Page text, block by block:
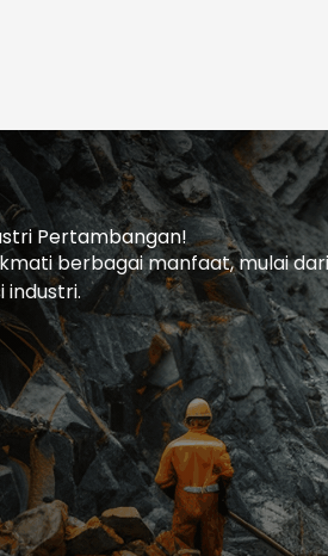
Pertambangan!
berbagai manfaat, mulai
industri.